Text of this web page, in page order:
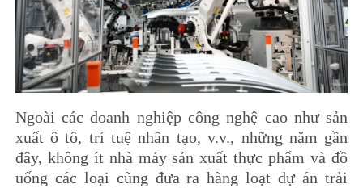
Ngoài các doanh nghiệp công nghệ cao như sản
xuất ô tô, trí tuệ nhân tạo, v.v., những năm gần
đây, không ít nhà máy sản xuất thực phẩm và đồ
uống các loại cũng đưa ra hàng loạt dự án trải